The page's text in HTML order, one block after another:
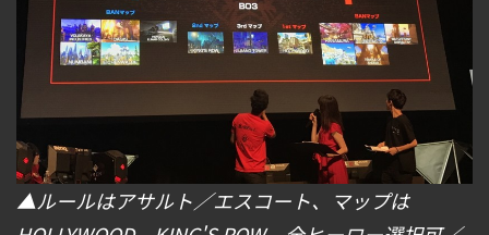
▲ルールはアサルト／エスコート、マップは